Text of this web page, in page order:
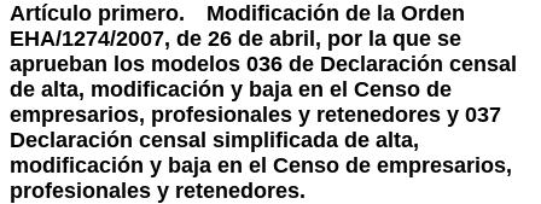
Artículo primero. Modificación de la Orden
EHA/1274/2007, de 26 de abril, por la que se
aprueban los modelos 036 de Declaración censal
de alta, modificación y baja en el Censo de
empresarios, profesionales y retenedores y 037
Declaración censal simplificada de alta,
modificación y baja en el Censo de empresarios,
profesionales y retenedores.